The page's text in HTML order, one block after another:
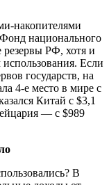
накопителями
национального
резервы РФ, хотя и
Если
государств, на
4-е место в мире с
Китай с $3,1
— с $989
В